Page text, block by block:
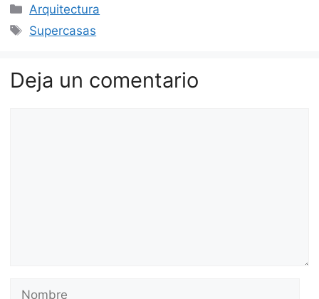
Categorías
Arquitectura
Etiquetas
Supercasas
Deja un comentario
Nombre